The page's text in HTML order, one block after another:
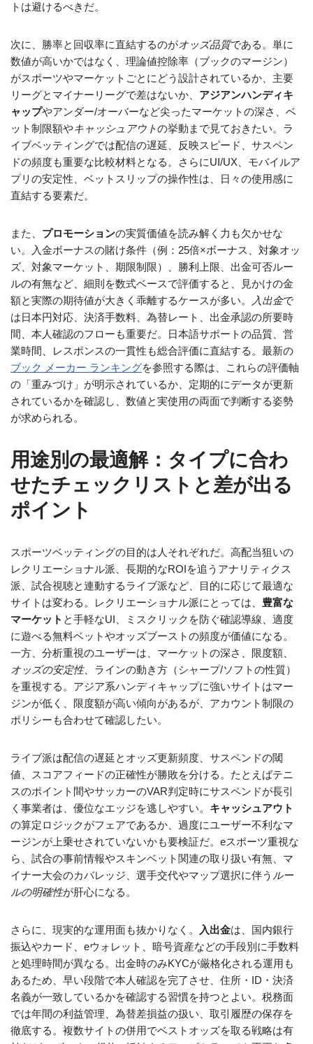
トは避けるべきだ。
次に、勝率と回収率に直結するのがオッズ品質である。単に
数値が高いかではなく、理論値控除率（ブックのマージン）
がスポーツやマーケットごとにどう設計されているか、主要
リーグとマイナーリーグで差はないか、 アジアンハンディキ
ャップやアンダー/オーバーなど尖ったマーケットの深さ、ベ
ット制限額やキャッシュアウトの挙動まで見ておきたい。ラ
イブベッティングでは配信の遅延、反映スピード、サスペン
ドの頻度も重要な比較材料となる。さらにUI/UX、モバイルア
プリの安定性、ベットスリップの操作性は、日々の使用感に
直結する要素だ。
また、 プロモーションの実質価値を読み解く力も欠かせな
い。入金ボーナスの賭け条件（例：25倍×ボーナス、対象オッ
ズ、対象マーケット、期限制限）、勝利上限、出金可否ルー
ルの有無など、細則を数式ベースで評価すると、見かけの金
額と実際の期待値が大きく乖離するケースが多い。
入出金で
は日本円対応、決済手数料、為替レート、出金承認の所要時
間、本人確認のフローも重要だ。日本語サポートの品質、営
業時間、レスポンスの一貫性も総合評価に直結する。最新の
ブック メーカー ランキングを参照する際は、これらの評価軸
の「重みづけ」が明示されているか、定期的にデータが更新
されているかを確認し、数値と実使用の両面で判断する姿勢
が求められる。
用途別の最適解：タイプに合わ
せたチェックリストと差が出る
ポイント
スポーツベッティングの目的は人それぞれだ。高配当狙いの
レクリエーショナル派、長期的なROIを追うアナリティクス
派、試合視聴と連動するライブ派など、目的に応じて最適な
サイトは変わる。レクリエーショナル派にとっては、 豊富な
マーケット と手軽なUI、ミスクリックを防ぐ確認導線、適度
に遊べる無料ベットやオッズブーストの頻度が価値になる。
一方、分析重視のユーザーは、マーケットの深さ、限度額、
オッズの安定性、ラインの動き方（シャープ/ソフトの性質）
を重視する。アジア系ハンディキャップに強いサイトはマー
ジンが低く、限度額が高い傾向があるが、アカウント制限の
ポリシーも合わせて確認したい。
ライブ派は配信の遅延とオッズ更新頻度、サスペンドの閾
値、スコアフィードの正確性が勝敗を分ける。たとえばテニ
スのポイント間やサッカーのVAR判定時にサスペンドが長引
く事業者は、優位なエッジを逃しやすい。 キャッシュアウト
の算定ロジックがフェアであるか、過度にユーザー不利なマ
ージンが上乗せされていないかも要検証だ。eスポーツ重視な
ら、試合の事前情報やスキンベット関連の取り扱い有無、マ
イナー大会のカバレッジ、選手交代やマップ選択に伴う ルー
ルの明確性が肝心になる。
さらに、現実的な運用面も抜かりなく。 入出金は、国内銀行
振込やカード、eウォレット、暗号資産などの手段別に手数料
と処理時間が異なる。出金時のみKYCが厳格化される運用も
あるため、早い段階で本人確認を完了させ、住所・ID・決済
名義が一致しているかを確認する習慣を持つとよい。税務面
では年間の利益管理、為替差損益の扱い、取引履歴の保存を
徹底する。複数サイトの併用でベストオッズを取る戦略は有